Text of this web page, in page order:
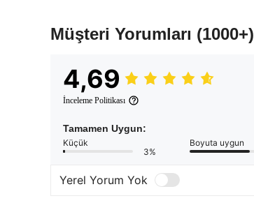
Müşteri Yorumları (1000+)
4,69
İnceleme Politikası
Tamamen Uygun:
Küçük
3%
Boyuta uygun
Yerel Yorum Yok